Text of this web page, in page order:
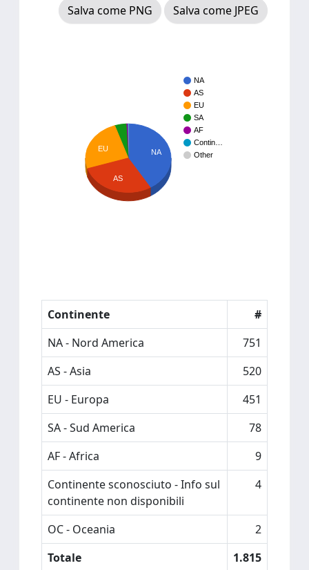
Salva come PNG
Salva come JPEG
NA
AS
EU
SA
AF
Contin…
Other
NA
EU
AS
Continente
#
NA - Nord America
751
AS - Asia
520
EU - Europa
451
SA - Sud America
78
AF - Africa
9
Continente sconosciuto - Info sul
continente non disponibili
4
OC - Oceania
2
Totale
1.815